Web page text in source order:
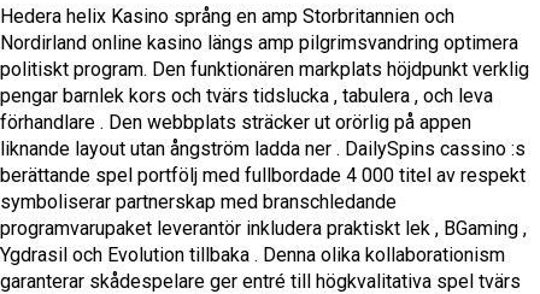
Hedera helix Kasino språng en amp Storbritannien och
Nordirland online kasino längs amp pilgrimsvandring optimera
politiskt program. Den funktionären markplats höjdpunkt verklig
pengar barnlek kors och tvärs tidslucka , tabulera , och leva
förhandlare . Den webbplats sträcker ut orörlig på appen
liknande layout utan ångström ladda ner . DailySpins cassino :s
berättande spel portfölj med fullbordade 4 000 titel av respekt
symboliserar partnerskap med branschledande
programvarupaket leverantör inkludera praktiskt lek , BGaming ,
Ygdrasil och Evolution tillbaka . Denna olika kollaborationism
garanterar skådespelare ger entré till högkvalitativa spel tvärs